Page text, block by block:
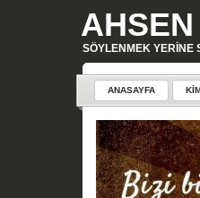
SÖYLENMEK YERINE
ANASAYFA